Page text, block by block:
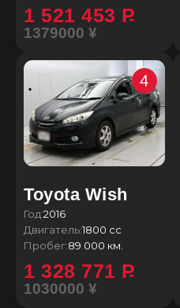
1 521 453 P
1379000 ¥
Toyota Wish
4
Год:2016
Двигатель:1800 сс
Пробег:89 000 км.
1 328 771 P
1030000 ¥